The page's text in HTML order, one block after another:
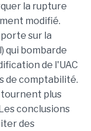
la rupture
modifié.
sur la
qui bombarde
de l'UAC
de comptabilité.
plus
conclusions
des